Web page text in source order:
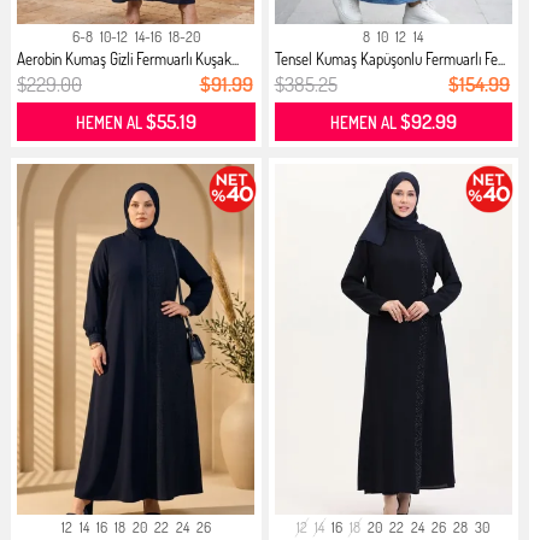
6-8 10-12 14-16 18-20
Aerobin Kumaş Gizli Fermuarlı Kuşak...
$229.00 $91.99
HEMEN AL$55.19
8 10 12 14
Tensel Kumaş Kapüşonlu Fermuarlı Fe...
$385.25 $154.99
HEMEN AL$92.99
12 14 16 18 20 22 24 26 12 14 16 18 20 22 24 26 28 30